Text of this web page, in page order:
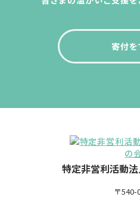
寄付を
特定非営利活動
〒540-